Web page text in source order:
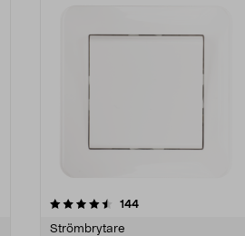
144recensioner
Strömbrytare
4.5 av 5 stjärnor